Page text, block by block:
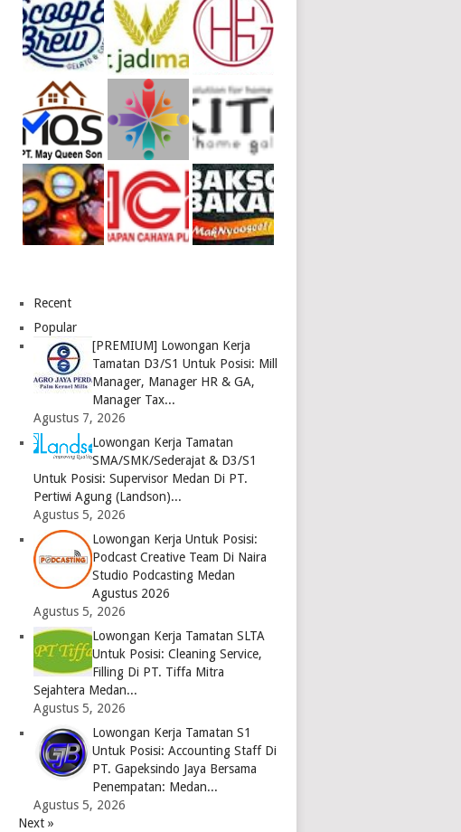
Recent
Popular
[PREMIUM] Lowongan Kerja
Tamatan D3/S1 Untuk Posisi: Mill
Manager, Manager HR & GA,
Manager Tax...
Agustus 7, 2026
Lowongan Kerja Tamatan
SMA/SMK/Sederajat & D3/S1
Untuk Posisi: Supervisor Medan Di PT.
Pertiwi Agung (Landson)...
Agustus 5, 2026
Lowongan Kerja Untuk Posisi:
Podcast Creative Team Di Naira
Studio Podcasting Medan
Agustus 2026
Agustus 5, 2026
Lowongan Kerja Tamatan SLTA
Untuk Posisi: Cleaning Service,
Filling Di PT. Tiffa Mitra
Sejahtera Medan...
Agustus 5, 2026
Lowongan Kerja Tamatan S1
Untuk Posisi: Accounting Staff Di
PT. Gapeksindo Jaya Bersama
Penempatan: Medan...
Agustus 5, 2026
Next »